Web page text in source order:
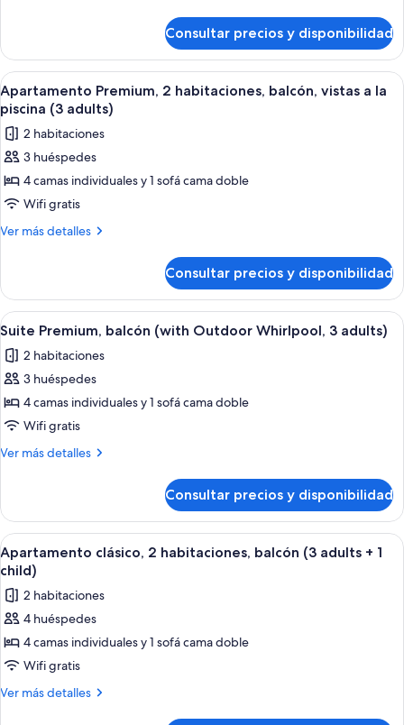
Terrace,
3
adults)
Premium,
habitaciones
(with
Terrace,
3
adults)
Consultar precios y disponibilidad
Abrir
todas
las
fotos
de
Apartamento
Premium,
2
vistas
a
la
piscina
(3
adults)
Habitación de hotel moderna con
7
Apartamento Premium, 2 habitaciones, balcón, vistas a la
piscina (3 adults)
2 habitaciones
3 huéspedes
4 camas individuales y 1 sofá cama doble
Wifi gratis
Ver más detalles
Más
Premium,
habitaciones,
vistas
piscina
(3
Consultar precios y disponibilidad
Abrir
todas
las
fotos
de
Suite
Premium,
Outdoor
Whirlpool,
3
adults)
Un dormitorio con cama, mesitas de
9
Suite Premium, balcón (with Outdoor Whirlpool, 3 adults)
2 habitaciones
3 huéspedes
4 camas individuales y 1 sofá cama doble
Wifi gratis
Ver más detalles
Más
Premium,
balcón
(with
Outdoor
Whirlpool,
3
adults)
Consultar precios y disponibilidad
Abrir
todas
las
fotos
de
Apartamento
clásico,
2
Caja fuerte, cortinas opacas, wifi
8
Apartamento clásico, 2 habitaciones, balcón (3 adults + 1
child)
2 habitaciones
4 huéspedes
4 camas individuales y 1 sofá cama doble
Wifi gratis
Ver más detalles
Más